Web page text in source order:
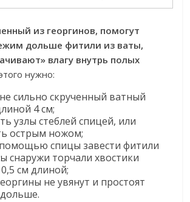
из георгинов, помогут
дольше фитили из ваты,
влагу внутрь полых
нужно:
сильно скрученный ватный
4 см;
узлы стеблей спицей, или
острым ножом;
спицы завести фитили
снаружи торчали хвостики
см длиной;
не увянут и простоят